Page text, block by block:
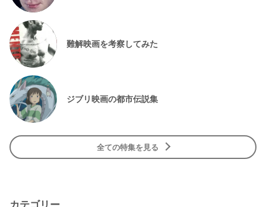
難解映画を考察してみた
ジブリ映画の都市伝説集
全ての特集を見る
カテゴリー